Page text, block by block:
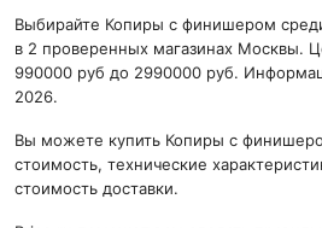
Выбирайте Копиры с финишером
в 2 проверенных магазинах Москвы.
990000 руб до 2990000 руб.
2026.
Вы можете купить Копиры с
стоимость, технические
стоимость доставки.